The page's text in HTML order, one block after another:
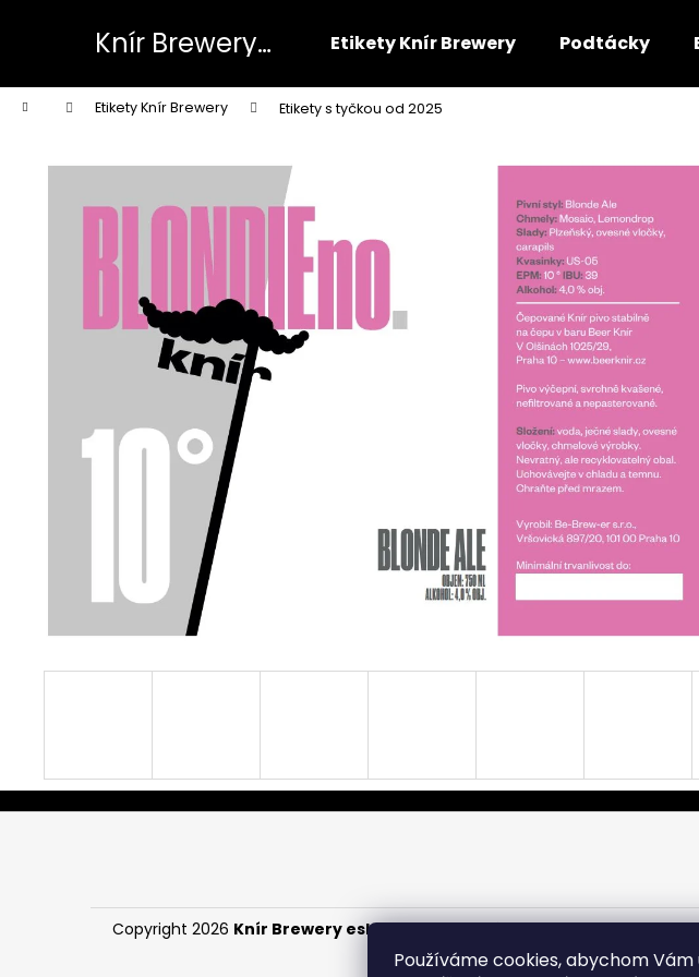
Používáme cookies, abychom
Knír Brewery Etikety Knír Brewery Podtácky
Domů Etikety Knír Brewery Etikety s tyčkou od 2025
í
Zpět
do
obchodu
Zpět
do
obchodu
Z
Copyright 2026 Knír Brewery eshop. Všechna práva vyhrazena.